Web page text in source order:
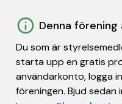
Denna
Du som är
starta upp en gratis
användarkonto, logga
föreningen. Bjud sedan